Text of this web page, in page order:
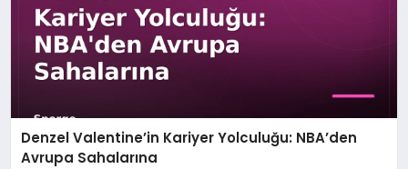
Denzel Valentine’in Kariyer Yolculuğu: NBA’den
Avrupa Sahalarına